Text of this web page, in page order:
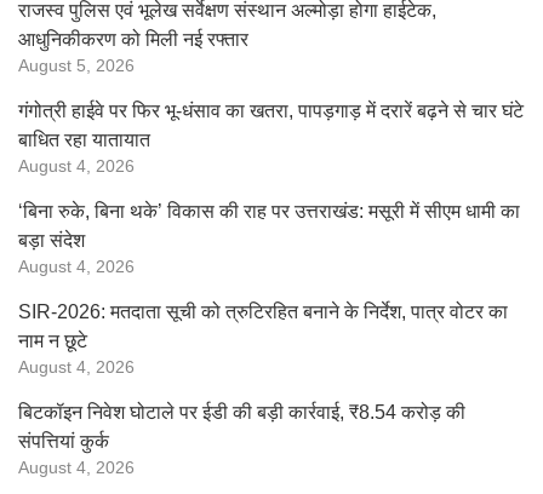
राजस्व पुलिस एवं भूलेख सर्वेक्षण संस्थान अल्मोड़ा होगा हाईटेक,
आधुनिकीकरण को मिली नई रफ्तार
August 5, 2026
गंगोत्री हाईवे पर फिर भू-धंसाव का खतरा, पापड़गाड़ में दरारें बढ़ने से चार घंटे
बाधित रहा यातायात
August 4, 2026
‘बिना रुके, बिना थके’ विकास की राह पर उत्तराखंड: मसूरी में सीएम धामी का
बड़ा संदेश
August 4, 2026
SIR-2026: मतदाता सूची को त्रुटिरहित बनाने के निर्देश, पात्र वोटर का
नाम न छूटे
August 4, 2026
बिटकॉइन निवेश घोटाले पर ईडी की बड़ी कार्रवाई, ₹8.54 करोड़ की
संपत्तियां कुर्क
August 4, 2026